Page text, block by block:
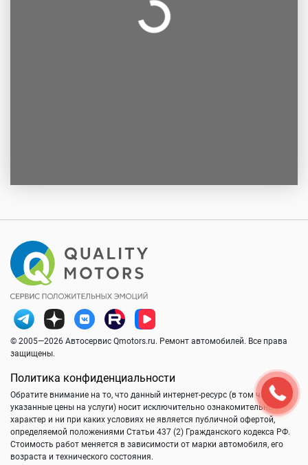
© 2005—2026 Автосервис Qmotors.ru. Ремонт автомобилей. Все права
защищены.
Политика конфиденциальности
Обратите внимание на то, что данный интернет-ресурс (в том числе
указанные цены на услуги) носит исключительно ознакомительный
характер и ни при каких условиях не является публичной офертой,
определяемой положениями Статьи 437 (2) Гражданского кодекса РФ.
Стоимость работ меняется в зависимости от марки автомобиля, его
возраста и технического состояния.